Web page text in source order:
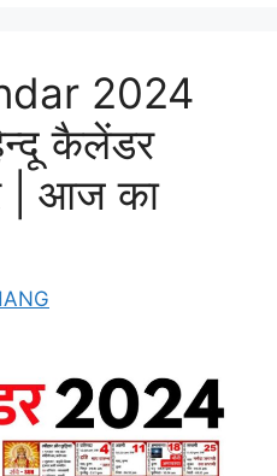
2024
कैलेंडर
| आज का